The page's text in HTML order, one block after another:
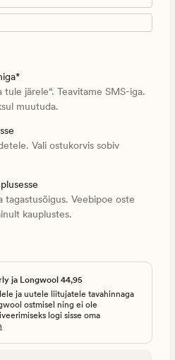
tule järele“. Teavitame SMS-iga.
muutuda.
Vali ostukorvis sobiv
Veebipoe oste
kauplustes.
ja Longwool 44,95
ja uutele liitujatele tavahinnaga
ostmisel ning ei ole
logi sisse oma